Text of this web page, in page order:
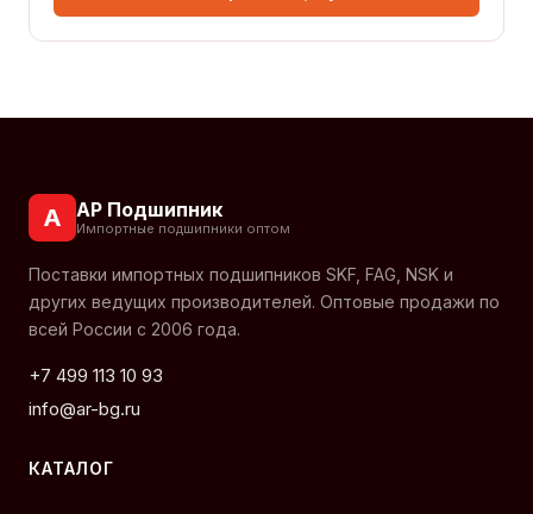
А АР Подшипник
Импортные подшипники оптом
Поставки импортных подшипников SKF, FAG, NSK и
других ведущих производителей. Оптовые продажи по
всей России с 2006 года.
+7 499 113 10 93
info@ar-bg.ru
КАТАЛОГ